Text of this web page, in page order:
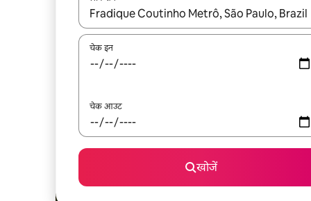
नतीजों के उपलब्ध होने पर, अप और डाउन 'ऐरो की' का
चेक इन
चेक आउट
खोजें